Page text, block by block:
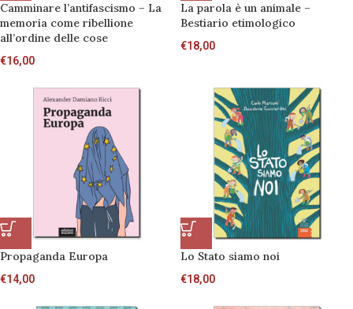
Camminare l’antifascismo – La
memoria come ribellione
all’ordine delle cose
€16,00
La parola è un animale –
Bestiario etimologico
€18,00
Propaganda Europa
€14,00
Lo Stato siamo noi
€18,00